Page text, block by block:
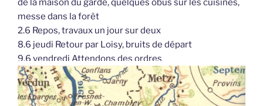
de la maison du garde, quelques obus sur les cuisines,
messe dans la forêt
2.6 Repos, travaux un jour sur deux
8.6 jeudi Retour par Loisy, bruits de départ
9.6 vendredi Attendons des ordres